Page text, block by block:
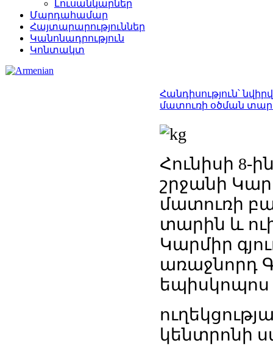
Լուսանկարներ
Մարդահամար
Հայտարարություններ
Կանոնադրություն
Կոնտակտ
Հանդիսություն՝
մատուռի օծման
Հունիսի 8-
շրջանի
մատուռի
տարին և
Կարմիր
առաջնորդ
կենտրոնի